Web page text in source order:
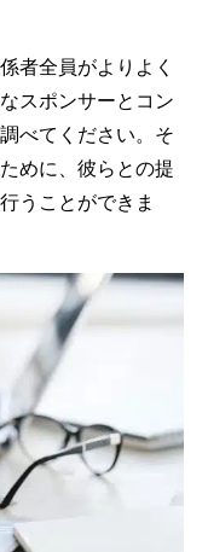
者全員がよりよく
スポンサーとコン
べてください。そ
めに、彼らとの提
うことができま